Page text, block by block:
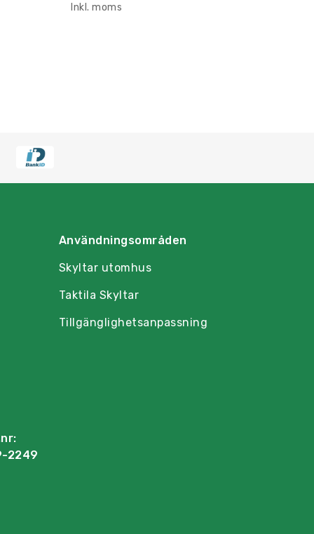
Inkl. moms
Användningsområden
Skyltar utomhus
Taktila Skyltar
Tillgänglighetsanpassning
2249